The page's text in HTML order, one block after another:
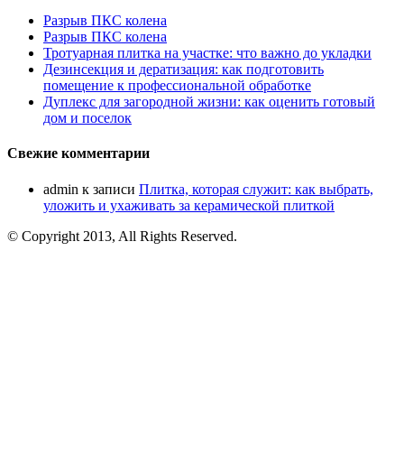
Разрыв ПКС колена
Разрыв ПКС колена
Тротуарная плитка на участке: что важно до укладки
Дезинсекция и дератизация: как подготовить
помещение к профессиональной обработке
Дуплекс для загородной жизни: как оценить готовый
дом и поселок
Свежие комментарии
admin к записи Плитка, которая служит: как выбрать,
уложить и ухаживать за керамической плиткой
© Copyright 2013, All Rights Reserved.